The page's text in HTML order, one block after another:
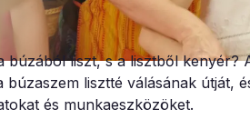
búzából liszt, s a lisztből kenyér?
búzaszem lisztté válásának útját,
és munkaeszközöket.